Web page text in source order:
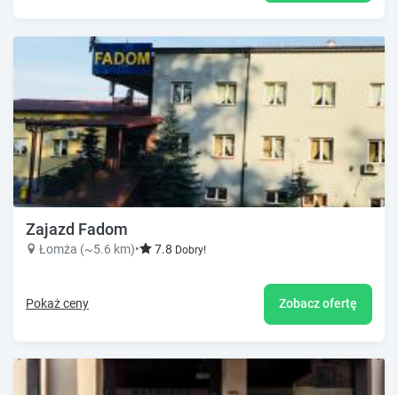
Zajazd Fadom
Łomża (~5.6 km)• 7.8 Dobry!
Pokaż ceny Zobacz ofertę